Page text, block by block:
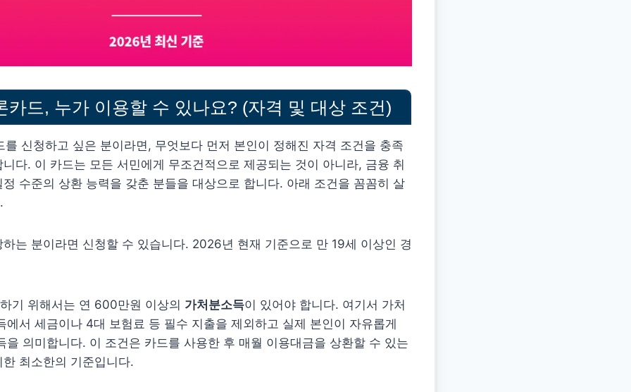
카드, 누가 이용할 수 있나요? (자격 및 대상 조건)
신청하고 싶은 분이라면, 무엇보다 먼저 본인이 정해진 자격 조건을 충족
다. 이 카드는 모든 서민에게 무조건적으로 제공되는 것이 아니라, 금융 취
수준의 상환 능력을 갖춘 분들을 대상으로 합니다. 아래 조건을 꼼꼼히 살
는 분이라면 신청할 수 있습니다. 2026년 현재 기준으로 만 19세 이상인 경
기 위해서는 연 600만원 이상의 가처분소득이 있어야 합니다. 여기서 가처
에서 세금이나 4대 보험료 등 필수 지출을 제외하고 실제 본인이 자유롭게
을 의미합니다. 이 조건은 카드를 사용한 후 매월 이용대금을 상환할 수 있는
최소한의 기준입니다.